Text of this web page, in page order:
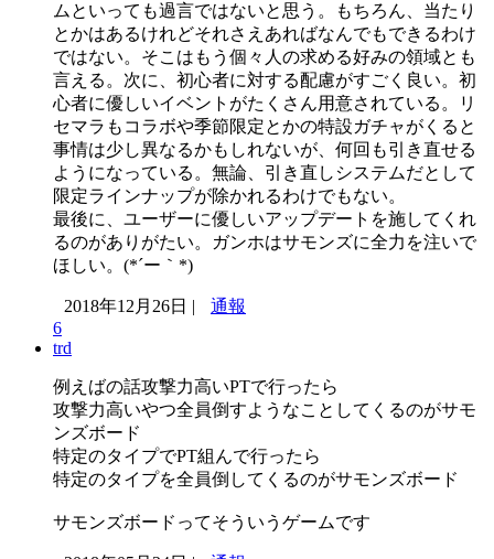
ムといっても過言ではないと思う。もちろん、当たり
とかはあるけれどそれさえあればなんでもできるわけ
ではない。そこはもう個々人の求める好みの領域とも
言える。次に、初心者に対する配慮がすごく良い。初
心者に優しいイベントがたくさん用意されている。リ
セマラもコラボや季節限定とかの特設ガチャがくると
事情は少し異なるかもしれないが、何回も引き直せる
ようになっている。無論、引き直しシステムだとして
限定ラインナップが除かれるわけでもない。
最後に、ユーザーに優しいアップデートを施してくれ
るのがありがたい。ガンホはサモンズに全力を注いで
ほしい。(*´ー｀*)
2018年12月26日 |
通報
6
trd
例えばの話攻撃力高いPTで行ったら
攻撃力高いやつ全員倒すようなことしてくるのがサモ
ンズボード
特定のタイプでPT組んで行ったら
特定のタイプを全員倒してくるのがサモンズボード
サモンズボードってそういうゲームです